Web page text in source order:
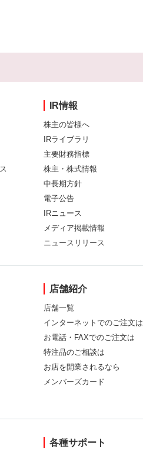
IR情報
株主の皆様へ
IRライブラリ
主要財務指標
株主・株式情報
中長期方針
電子公告
IRニュース
メディア掲載情報
ニュースリリース
店舗紹介
店舗一覧
インターネットでのご注文は
お電話・FAXでのご注文は
特注品のご相談は
お店を開業されるなら
メンバーズカード
各種サポート